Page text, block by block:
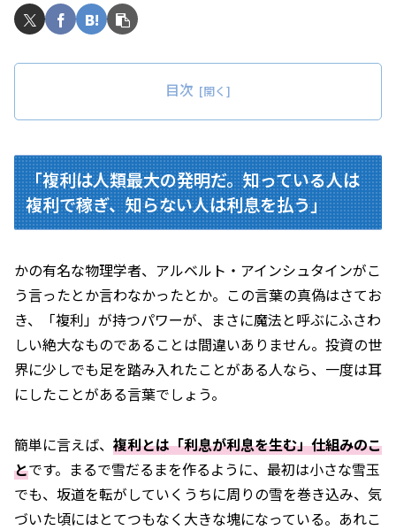
目次
「複利は人類最大の発明だ。知っている人は
複利で稼ぎ、知らない人は利息を払う」
かの有名な物理学者、アルベルト・アインシュタインがこ
う言ったとか言わなかったとか。この言葉の真偽はさてお
き、「複利」が持つパワーが、まさに魔法と呼ぶにふさわ
しい絶大なものであることは間違いありません。投資の世
界に少しでも足を踏み入れたことがある人なら、一度は耳
にしたことがある言葉でしょう。
簡単に言えば、 複利とは「利息が利息を生む」仕組みのこ
とです。まるで雪だるまを作るように、最初は小さな雪玉
でも、坂道を転がしていくうちに周りの雪を巻き込み、気
づいた頃にはとてつもなく大きな塊になっている。あれこ